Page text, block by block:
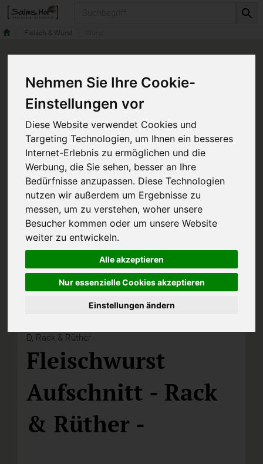
Nehmen Sie Ihre Cookie-
Einstellungen vor
Diese Website verwendet Cookies und
Targeting Technologien, um Ihnen ein besseres
Internet-Erlebnis zu ermöglichen und die
Werbung, die Sie sehen, besser an Ihre
Bedürfnisse anzupassen. Diese Technologien
nutzen wir außerdem um Ergebnisse zu
messen, um zu verstehen, woher unsere
Besucher kommen oder um unsere Website
weiter zu entwickeln.
Alle akzeptieren
Nur essenzielle Cookies akzeptieren
Einstellungen ändern
Fleisch & Wurst
D, Rack & Rüther
Fleischwurst
Aufschnitt - Rack
& Rüther -